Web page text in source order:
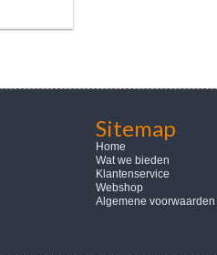
Sitemap
Home
Wat we bieden
Klantenservice
Webshop
Algemene voorwaarden